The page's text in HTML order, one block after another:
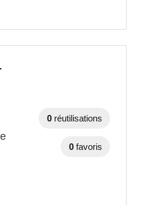
0 réutilisations
0 favoris